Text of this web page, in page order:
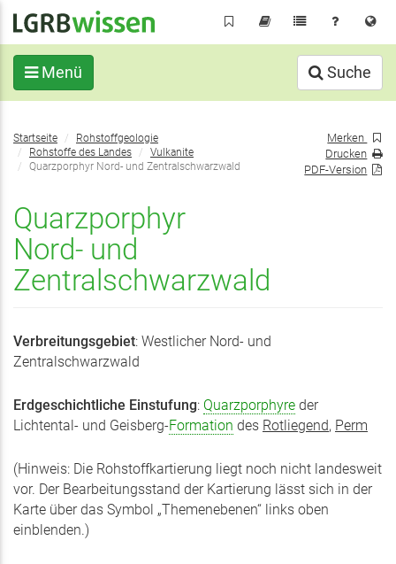
Inhalt
Menü Suche
Sie
befinden
sich
Startseite
Rohstoffgeologie
Rohstoffe des Landes
Vulkanite
Quarzporphyr Nord- und Zentralschwarzwald
Quarzporphyr
Nord- und
Zentralschwarzwald
Merken
Drucken
PDF-Version
Verbreitungsgebiet: Westlicher Nord- und
Zentralschwarzwald
Erdgeschichtliche Einstufung: Quarzporphyre der
Lichtental- und Geisberg-Formation des Rotliegend, Perm
(Hinweis: Die Rohstoffkartierung liegt noch nicht landesweit
vor. Der Bearbeitungsstand der Kartierung lässt sich in der
Karte über das Symbol „Themenebenen“ links oben
einblenden.)